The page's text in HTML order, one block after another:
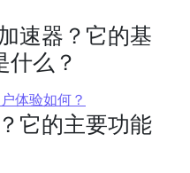
速器？它的基
么？
体验如何？
它的主要功能